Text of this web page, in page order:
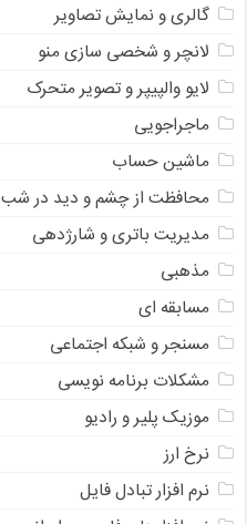
گالری و نمایش تصاویر
لانچر و شخصی سازی منو
لایو والپیپر و تصویر متحرک
ماجراجویی
ماشین حساب
محافظت از چشم و دید در شب
مدیریت باتری و شارژدهی
مذهبی
مسابقه ای
مسنجر و شبکه اجتماعی
مشکلات برنامه نویسی
موزیک پلیر و رادیو
نرخ ارز
ﻧﺮﻡ ﺍﻓﺰﺍﺭ ﺗﺒﺎﺩﻝ ﻓﺎﻳﻞ